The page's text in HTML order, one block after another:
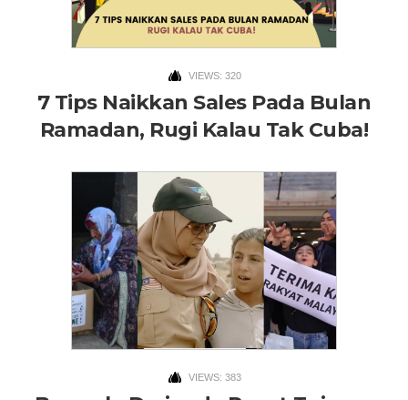
VIEWS: 320
7 Tips Naikkan Sales Pada Bulan
Ramadan, Rugi Kalau Tak Cuba!
VIEWS: 383